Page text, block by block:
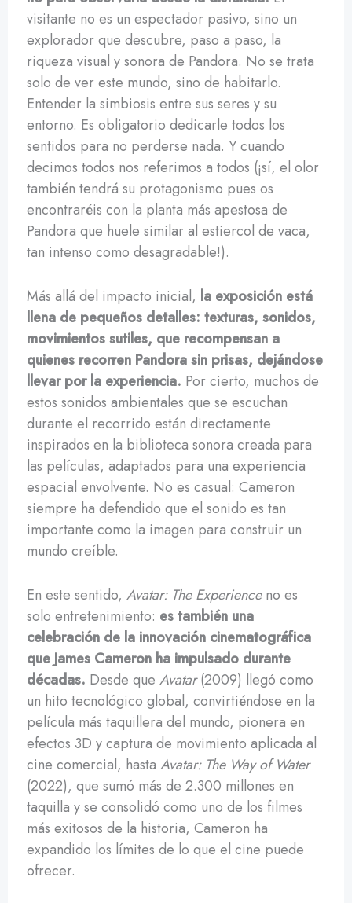
visitante no es un espectador pasivo, sino un
explorador que descubre, paso a paso, la
riqueza visual y sonora de Pandora. No se trata
solo de ver este mundo, sino de habitarlo.
Entender la simbiosis entre sus seres y su
entorno. Es obligatorio dedicarle todos los
sentidos para no perderse nada. Y cuando
decimos todos nos referimos a todos (¡sí, el olor
también tendrá su protagonismo pues os
encontraréis con la planta más apestosa de
Pandora que huele similar al estiercol de vaca,
tan intenso como desagradable!).
Más allá del impacto inicial, la exposición está
llena de pequeños detalles: texturas, sonidos,
movimientos sutiles, que recompensan a
quienes recorren Pandora sin prisas, dejándose
llevar por la experiencia. Por cierto, muchos de
estos sonidos ambientales que se escuchan
durante el recorrido están directamente
inspirados en la biblioteca sonora creada para
las películas, adaptados para una experiencia
espacial envolvente. No es casual: Cameron
siempre ha defendido que el sonido es tan
importante como la imagen para construir un
mundo creíble.
En este sentido, Avatar: The Experienceno es
solo entretenimiento: es también una
celebración de la innovación cinematográfica
que James Cameron ha impulsado durante
décadas. Desde que Avatar(2009) llegó como
un hito tecnológico global, convirtiéndose en la
película más taquillera del mundo, pionera en
efectos 3D y captura de movimiento aplicada al
cine comercial, hasta Avatar: The Way of Water
(2022), que sumó más de 2.300 millones en
taquilla y se consolidó como uno de los filmes
más exitosos de la historia, Cameron ha
expandido los límites de lo que el cine puede
ofrecer.